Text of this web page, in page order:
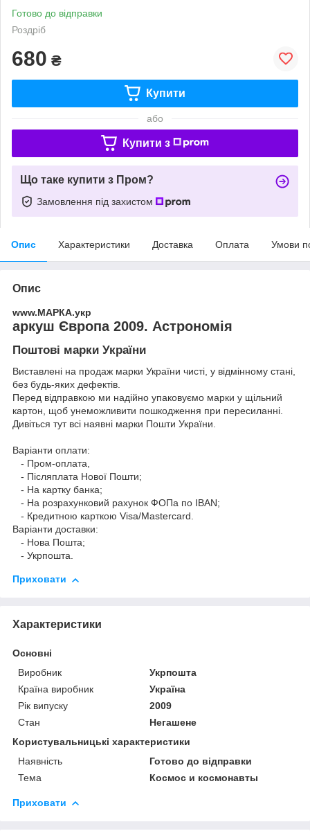
Готово до відправки
Роздріб
680 ₴
Купити
або
Купити з
Що таке купити з Пром?
Замовлення під захистом
Опис Характеристики Доставка Оплата Умови
Опис
www.МАРКА.укр
аркуш Європа 2009. Астрономія
Поштові марки України
Виставлені на продаж марки України чисті, у відмінному стані,
без будь-яких дефектів.
Перед відправкою ми надійно упаковуємо марки у щільний
картон, щоб унеможливити пошкодження при пересиланні.
Дивіться тут всі наявні марки Пошти України.
Варіанти оплати:
- Пром-оплата,
- Післяплата Нової Пошти;
- На картку банка;
- На розрахунковий рахунок ФОПа по IBAN;
- Кредитною карткою Visa/Mastercard.
Варіанти доставки:
- Нова Пошта;
- Укрпошта.
Приховати
Характеристики
Основні
Виробник
Укрпошта
Країна виробник
Україна
Рік випуску
2009
Стан
Негашене
Користувальницькі характеристики
Наявність
Готово до відправки
Тема
Космос и космонавты
Приховати